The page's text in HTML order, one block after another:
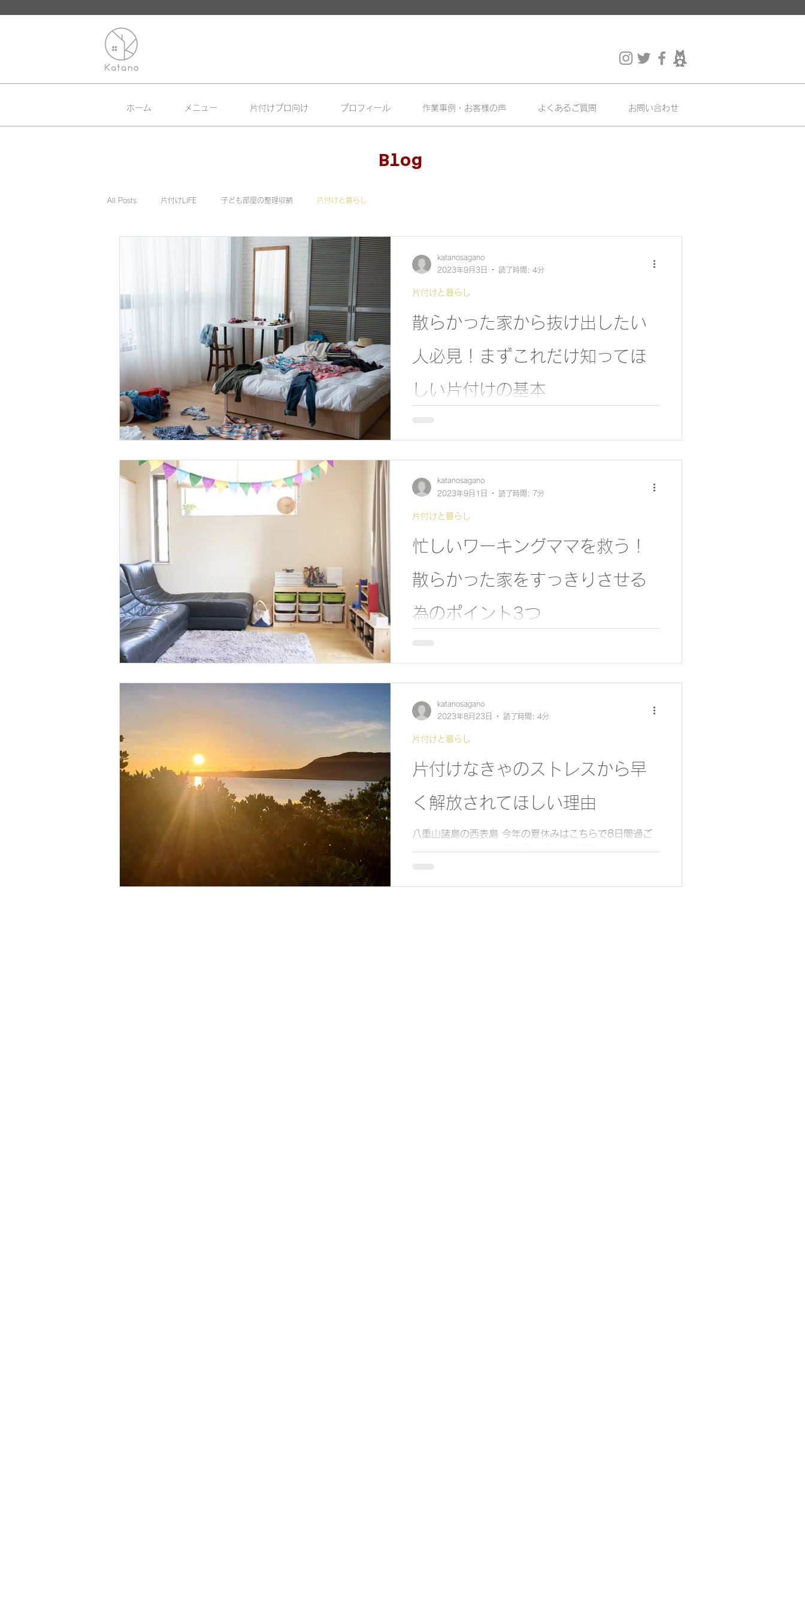
ホーム メニュー 片付けプロ向け プロフィール 作業事例・お客様の声 よくあるご質問 お問い合わせ
Blog
All Posts 片付けLIFE 子ども部屋の整理収納 片付けと暮らし
散らかった家から抜け出したい
人必見！まずこれだけ知ってほ
しい片付けの基本
客様のお宅にご訪問した際に伺うお話から、皆さんこの
ようなことをお話...
片付けと暮らし
katanosagano
2023年9月3日
読了時間: 4分
忙しいワーキングママを救う！
散らかった家をすっきりさせる
為のポイント3つ
片付けと暮らし
katanosagano
2023年9月1日
読了時間: 7分
片付けなきゃのストレスから早
く解放されてほしい理由
八重山諸島の西表島 今年の夏休みはこちらで8日間過ご
片付けと暮らし
katanosagano
2023年8月23日
読了時間: 4分